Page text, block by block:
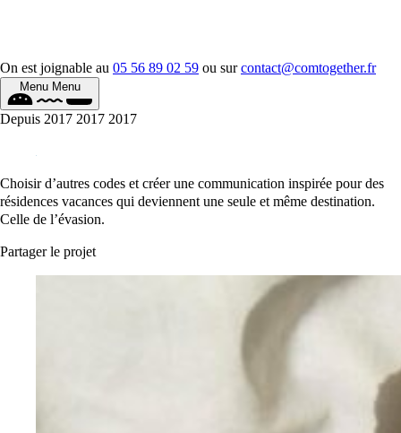
On est joignable au 05 56 89 02 59 ou surcontact@comtogether.fr
Menu Menu
Depuis 2017 2017 2017
Choisir d’autres codes et créer une communication inspirée pour des
résidences vacances qui deviennent une seule et même destination.
Celle de l’évasion.
Partager le projet